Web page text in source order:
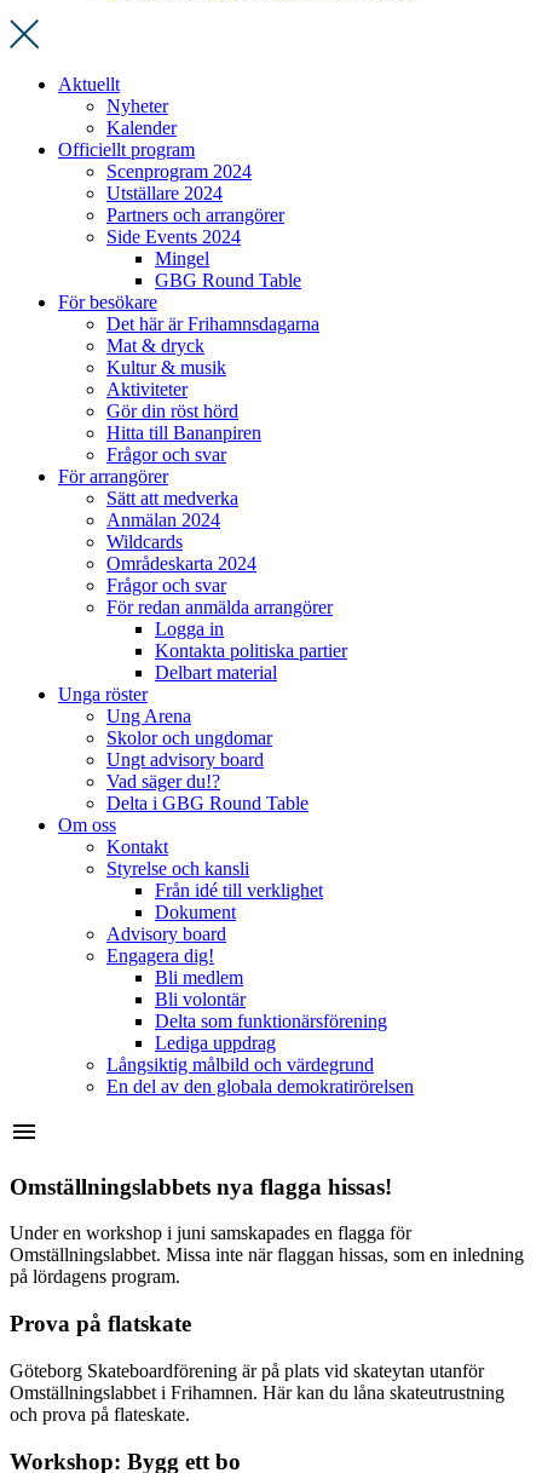
Aktuellt
Nyheter
Kalender
Officiellt program
Scenprogram 2024
Utställare 2024
Partners och arrangörer
Side Events 2024
Mingel
GBG Round Table
För besökare
Det här är Frihamnsdagarna
Mat & dryck
Kultur & musik
Aktiviteter
Gör din röst hörd
Hitta till Bananpiren
Frågor och svar
För arrangörer
Sätt att medverka
Anmälan 2024
Wildcards
Områdeskarta 2024
Frågor och svar
För redan anmälda arrangörer
Logga in
Kontakta politiska partier
Delbart material
Unga röster
Ung Arena
Skolor och ungdomar
Ungt advisory board
Vad säger du!?
Delta i GBG Round Table
Om oss
Kontakt
Styrelse och kansli
Från idé till verklighet
Dokument
Advisory board
Engagera dig!
Bli medlem
Bli volontär
Delta som funktionärsförening
Lediga uppdrag
Långsiktig målbild och värdegrund
En del av den globala demokratirörelsen
menu
Omställningslabbets nya flagga hissas!
Under en workshop i juni samskapades en flagga för
Omställningslabbet. Missa inte när flaggan hissas, som en inledning
på lördagens program.
Prova på flatskate
Göteborg Skateboardförening är på plats vid skateytan utanför
Omställningslabbet i Frihamnen. Här kan du låna skateutrustning
och prova på flateskate.
Workshop: Bygg ett bo